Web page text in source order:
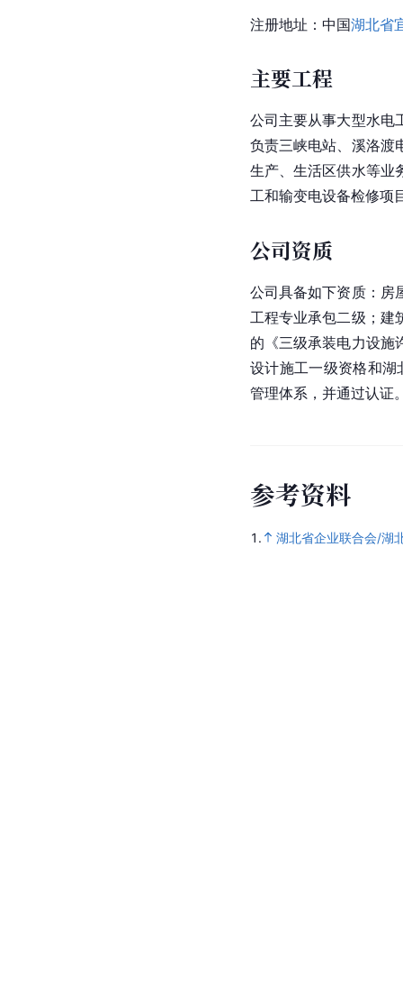
注册地址：中国湖北省
主要工程
公司主要从事大型水电
负责三峡电站、 溪洛渡
生产、生活区供水等业
工和输变电设备检修项
公司资质
公司具备如下资质：房
工程专业承包二级；建
的《三级承装电力设施
设计施工一级资格和湖
管理体系，并通过认证
参考资料
1. 湖北省企业联合会/湖